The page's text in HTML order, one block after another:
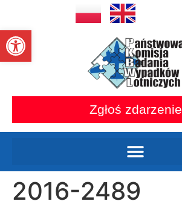
Otwórz pasek narzędzi
Zgłoś zdarzenie
2016-2489